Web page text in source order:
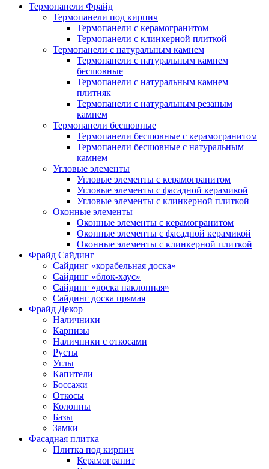
Термопанели Фрайд
Термопанели под кирпич
Термопанели с керамогранитом
Термопанели с клинкерной плиткой
Термопанели с натуральным камнем
Термопанели с натуральным камнем
бесшовные
Термопанели с натуральным камнем
плитняк
Термопанели с натуральным резаным
камнем
Термопанели бесшовные
Термопанели бесшовные с керамогранитом
Термопанели бесшовные с натуральным
камнем
Угловые элементы
Угловые элементы с керамогранитом
Угловые элементы с фасадной керамикой
Угловые элементы с клинкерной плиткой
Оконные элементы
Оконные элементы с керамогранитом
Оконные элементы с фасадной керамикой
Оконные элементы с клинкерной плиткой
Фрайд Сайдинг
Сайдинг «корабельная доска»
Сайдинг «блок-хаус»
Сайдинг «доска наклонная»
Сайдинг доска прямая
Фрайд Декор
Наличники
Карнизы
Наличники с откосами
Русты
Углы
Капители
Боссажи
Откосы
Колонны
Базы
Замки
Фасадная плитка
Плитка под кирпич
Керамогранит